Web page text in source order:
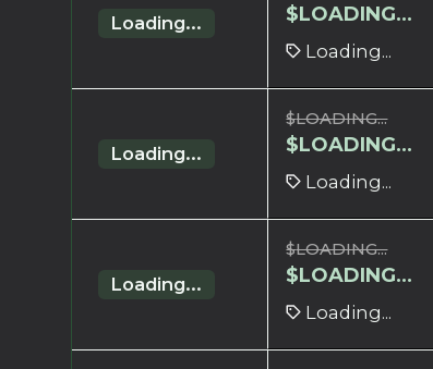
Loading... $LOADING...
Loading...
Loading...
$LOADING...
$LOADING...
Loading...
Loading...
$LOADING...
$LOADING...
Loading...